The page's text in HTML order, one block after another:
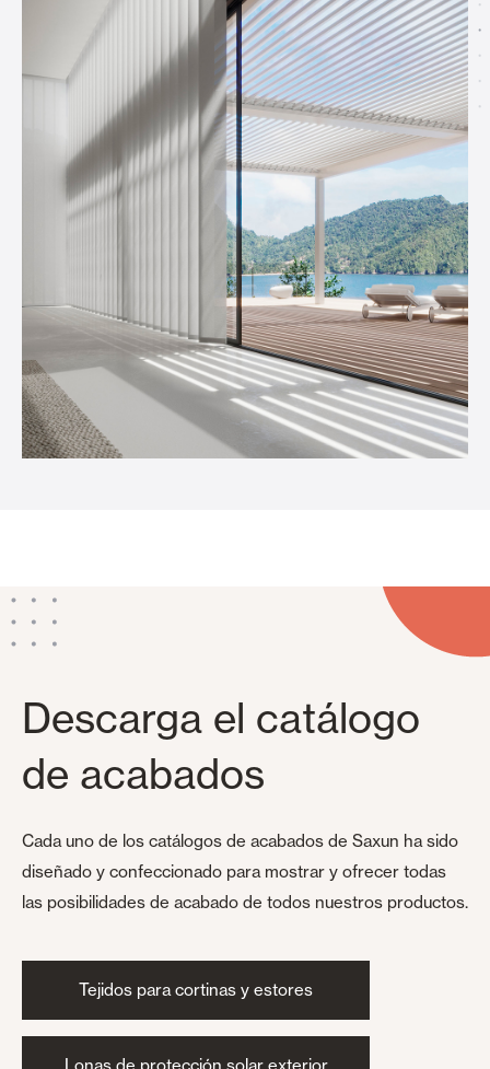
Descarga el catálogo
de acabados
Cada uno de los catálogos de acabados de Saxun ha sido
diseñado y confeccionado para mostrar y ofrecer todas
las posibilidades de acabado de todos nuestros productos.
Tejidos para cortinas y estores